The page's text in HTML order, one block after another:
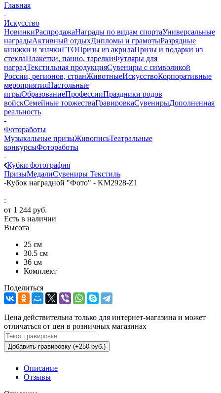
Главная
-
Искусство
НовинкиРаспродажаНаграды по видам спортаУниверсальные
наградыАктивный отдыхДипломы и грамотыРазрядные
книжки и значкиГТОПризы из акрилаПризы и подарки из
стеклаПлакетки, панно, тарелкиФутляры для
наградТекстильная продукцияСувениры с символикой
России, регионов, странЖивотныеИскусствоКорпоративные
мероприятияНастольные
игрыОбразованиеПрофессииПраздники родов
войскСемейные торжестваГравировкаСувенирыДополненная
реальность
-
Фотоработы
Музыкальные призыЖивописьТеатральные
конкурсыФотоработы
-
Кубки фотография
ПризыМедалиСувениры Текстиль
-Кубок наградной "Фото" - KM2928-Z1
:
от 1 244 руб.
Есть в наличии
Высота
25 см
30.5 см
36 см
Комплект
Поделиться
Цена действительна только для интернет-магазина и может
отличаться от цен в розничных магазинах
Добавить гравировку (+250 руб.)
Описание
Отзывы